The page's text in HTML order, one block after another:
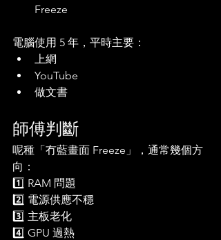
Freeze
電腦使用 5 年，平時主要：
上網
YouTube
做文書
師傅判斷
呢種「冇藍畫面 Freeze」，通常幾個方
向：
1️⃣ RAM 問題
2️⃣ 電源供應不穩
3️⃣ 主板老化
4️⃣ GPU 過熱